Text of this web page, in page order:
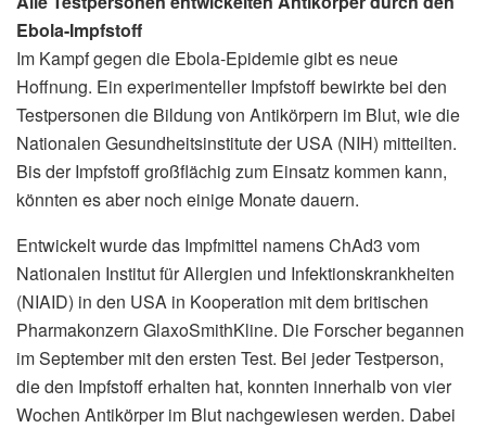
Ebola-Impfstoff
Im Kampf gegen die Ebola-Epidemie gibt es neue
Hoffnung. Ein experimenteller Impfstoff bewirkte bei den
Testpersonen die Bildung von Antikörpern im Blut, wie die
Nationalen Gesundheitsinstitute der USA (NIH) mitteilten.
Bis der Impfstoff großflächig zum Einsatz kommen kann,
könnten es aber noch einige Monate dauern.
Entwickelt wurde das Impfmittel namens ChAd3 vom
Nationalen Institut für Allergien und Infektionskrankheiten
(NIAID) in den USA in Kooperation mit dem britischen
Pharmakonzern GlaxoSmithKline. Die Forscher begannen
im September mit den ersten Test. Bei jeder Testperson,
die den Impfstoff erhalten hat, konnten innerhalb von vier
Wochen Antikörper im Blut nachgewiesen werden. Dabei